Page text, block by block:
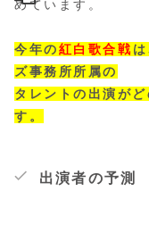
めています。
今年の紅白歌合戦 は
ズ事務所所属の
タレントの出演が
す。
出演者の予測